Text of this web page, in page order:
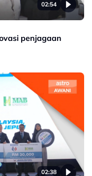
02:54
penjagaan
02:38